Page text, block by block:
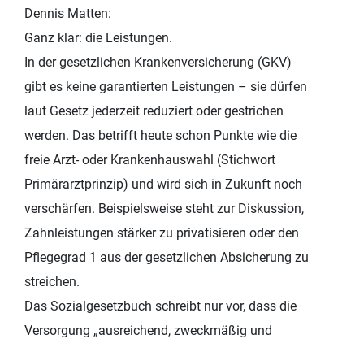
Dennis Matten:
Ganz klar: die Leistungen.
In der gesetzlichen Krankenversicherung (GKV)
gibt es keine garantierten Leistungen – sie dürfen
laut Gesetz jederzeit reduziert oder gestrichen
werden. Das betrifft heute schon Punkte wie die
freie Arzt- oder Krankenhauswahl (Stichwort
Primärarztprinzip) und wird sich in Zukunft noch
verschärfen. Beispielsweise steht zur Diskussion,
Zahnleistungen stärker zu privatisieren oder den
Pflegegrad 1 aus der gesetzlichen Absicherung zu
streichen.
Das Sozialgesetzbuch schreibt nur vor, dass die
Versorgung „ausreichend, zweckmäßig und